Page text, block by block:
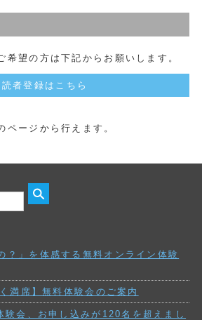
希望の方は下記からお願いします。
読者登録はこちら
ージから行えます。
？」を体感する無料オンライン体験
満席】無料体験会のご案内
験会、お申し込みが120名を超えまし